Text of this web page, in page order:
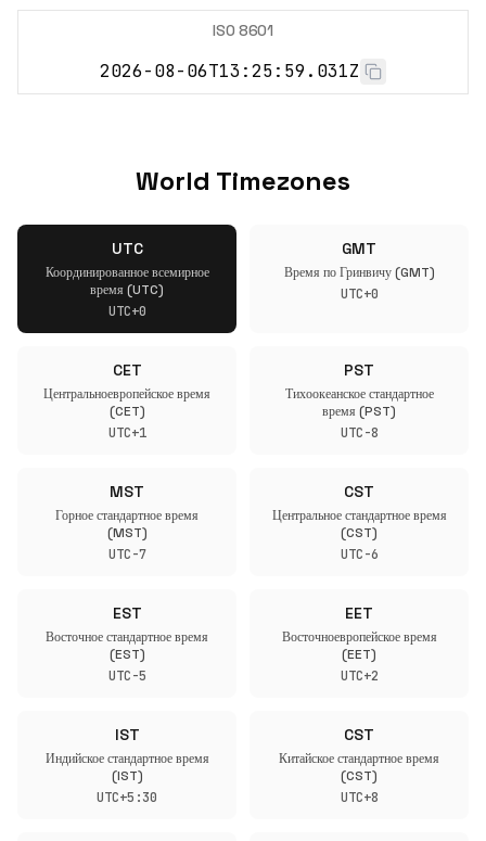
ISO 8601
2026-08-06T13:25:59.031Z
World Timezones
UTC
Координированное всемирное
время (UTC)
UTC+0
GMT
Время по Гринвичу (GMT)
UTC+0
CET
Центральноевропейское время
(CET)
UTC+1
PST
Тихоокеанское стандартное
время (PST)
UTC-8
MST
Горное стандартное время
(MST)
UTC-7
CST
Центральное стандартное время
(CST)
UTC-6
EST
Восточное стандартное время
(EST)
UTC-5
EET
Восточноевропейское время
(EET)
UTC+2
IST
Индийское стандартное время
(IST)
UTC+5:30
CST
Китайское стандартное время
(CST)
UTC+8